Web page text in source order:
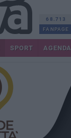
68.713
FANPAGE
SPORT AGENDA